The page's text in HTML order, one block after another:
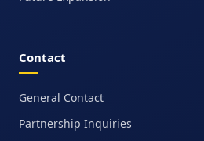
Contact
General Contact
Partnership Inquiries